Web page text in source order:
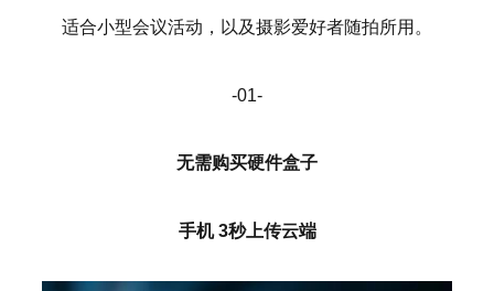
适合小型会议活动，以及摄影爱好者随拍所用。
-01-
无需购买硬件盒子
手机 3秒上传云端